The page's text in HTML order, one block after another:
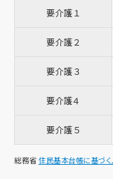
要介護１
要介護２
要介護３
要介護４
要介護５
総務省住民基本台帳に基づく